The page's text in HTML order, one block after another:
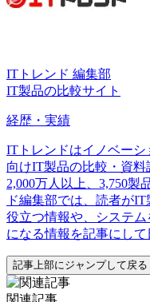
ITトレンド 編集部
IT製品の比較サイト
経歴・実績
ITトレンドはイノベーシ
向けIT製品の比較・資
2,000万人以上、3,750製
ド編集部では、読者が
役立つ情報や、システ
になる情報を記事にして
記事上部にジャンプして戻る